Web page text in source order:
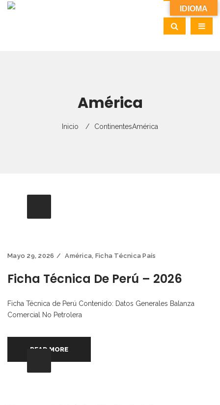
América
Inicio ContinentesAmérica
Mayo 29, 2026 América, Ficha Técnica País
Ficha Técnica De Perú – 2026
Ficha Técnica de Perú Contenido: Datos Generales Balanza
Comercial No Petrolera
READ MORE
IDIOMA